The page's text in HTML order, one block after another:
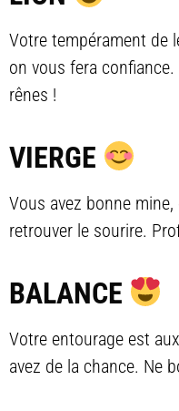
Votre tempérament de
on vous fera confiance.
rênes !
VIERGE
Vous avez bonne
retrouver le sourire.
BALANCE
Votre entourage est
avez de la chance. Ne